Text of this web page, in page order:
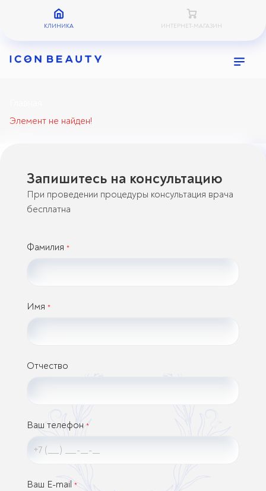
КЛИНИКА ИНТЕРНЕТ-МАГАЗИН
Элемент не найден!
Запишитесь на консультацию
При проведении процедуры консультация врача
бесплатна
Фамилия *
Имя *
Отчество
Ваш телефон *
Ваш E-mail *